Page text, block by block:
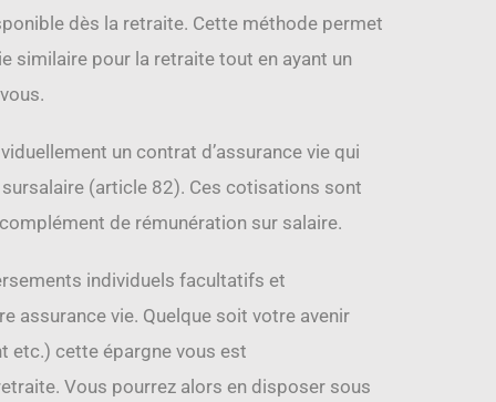
dès la retraite. Cette méthode permet
similaire pour la retraite tout en ayant un
un contrat d’assurance vie qui
(article 82). Ces cotisations sont
de rémunération sur salaire.
individuels facultatifs et
assurance vie. Quelque soit votre avenir
etc.) cette épargne vous est
Vous pourrez alors en disposer sous